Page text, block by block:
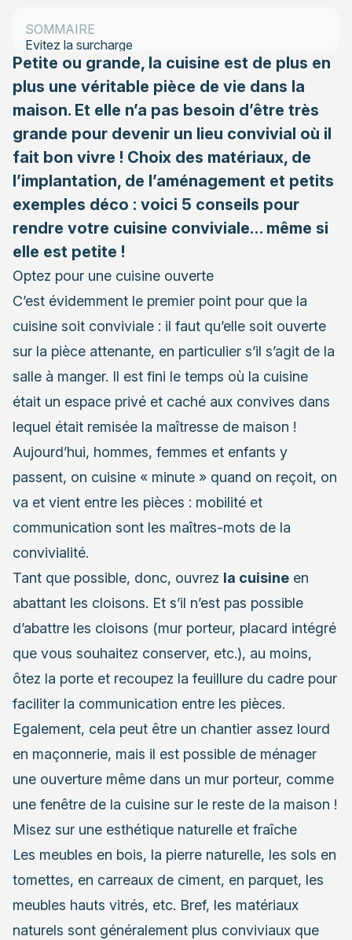
Petite ou grande, la cuisine est de plus en
plus une véritable pièce de vie dans la
maison. Et elle n’a pas besoin d’être très
grande pour devenir un lieu convivial où il
fait bon vivre ! Choix des matériaux, de
l’implantation, de l’aménagement et petits
exemples déco : voici 5 conseils pour
rendre votre cuisine conviviale… même si
elle est petite !
Optez pour une cuisine ouverte
C’est évidemment le premier point pour que la
cuisine soit conviviale : il faut qu’elle soit ouverte
sur la pièce attenante, en particulier s’il s’agit de la
salle à manger. Il est fini le temps où la cuisine
était un espace privé et caché aux convives dans
lequel était remisée la maîtresse de maison !
Aujourd’hui, hommes, femmes et enfants y
passent, on cuisine « minute » quand on reçoit, on
va et vient entre les pièces : mobilité et
communication sont les maîtres-mots de la
convivialité.
Tant que possible, donc, ouvrez la cuisine en
abattant les cloisons. Et s’il n’est pas possible
d’abattre les cloisons (mur porteur, placard intégré
que vous souhaitez conserver, etc.), au moins,
ôtez la porte et recoupez la feuillure du cadre pour
faciliter la communication entre les pièces.
Egalement, cela peut être un chantier assez lourd
en maçonnerie, mais il est possible de ménager
une ouverture même dans un mur porteur, comme
une fenêtre de la cuisine sur le reste de la maison !
Misez sur une esthétique naturelle et fraîche
Les meubles en bois, la pierre naturelle, les sols en
tomettes, en carreaux de ciment, en parquet, les
meubles hauts vitrés, etc. Bref, les matériaux
naturels sont généralement plus conviviaux que
SOMMAIRE
Evitez la surcharge